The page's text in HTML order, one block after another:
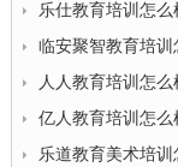
乐仕教育培训怎
临安聚智教育培
人人教育培训怎
亿人教育培训怎
乐道教育美术培